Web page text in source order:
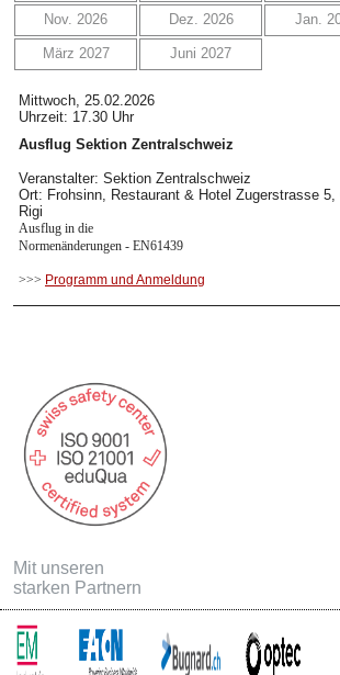
Bildung
Downloads
Jobangebote - Lehrstellen
Kontakt
Links
Nov. 2026 Dez. 2026 Jan.
März 2027 Juni 2027
Mittwoch, 25.02.2026
Uhrzeit: 17.30 Uhr
Ausflug Sektion Zentralschweiz
Veranstalter: Sektion Zentralschweiz
Ort: Frohsinn, Restaurant & Hotel Zugerstrasse
Rigi
Ausflug in die
Normenänderungen - EN61439
>>> Programm und Anmeldung
Mit unseren
starken Partnern